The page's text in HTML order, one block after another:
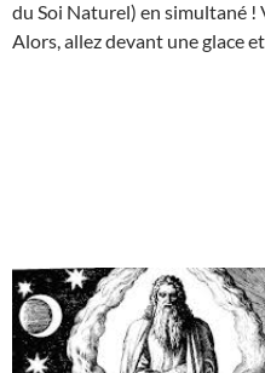
du Soi Naturel) en simultané !
Alors, allez devant une glace